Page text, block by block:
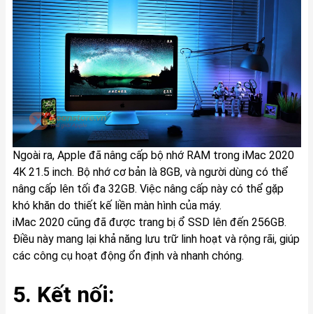
Ngoài ra, Apple đã nâng cấp bộ nhớ RAM trong iMac 2020
4K 21.5 inch. Bộ nhớ cơ bản là 8GB, và người dùng có thể
nâng cấp lên tối đa 32GB. Việc nâng cấp này có thể gặp
khó khăn do thiết kế liền màn hình của máy.
iMac 2020 cũng đã được trang bị ổ SSD lên đến 256GB.
Điều này mang lại khả năng lưu trữ linh hoạt và rộng rãi, giúp
các công cụ hoạt động ổn định và nhanh chóng.
5. Kết nối: